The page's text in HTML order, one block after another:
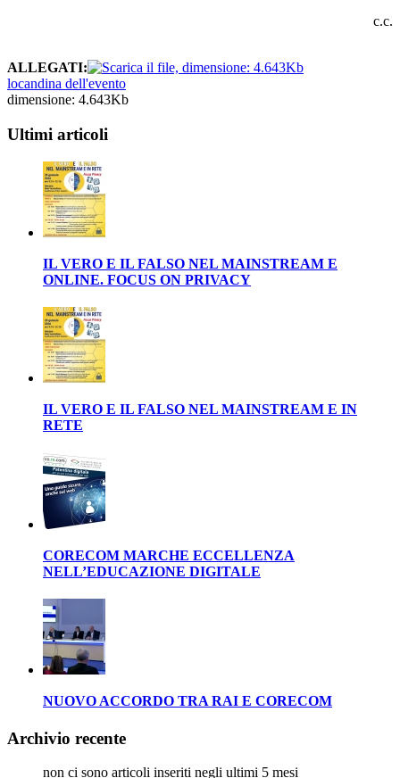
c.c.
ALLEGATI:
locandina dell'evento
dimensione: 4.643Kb
Ultimi articoli
IL VERO E IL FALSO NEL MAINSTREAM E
ONLINE. FOCUS ON PRIVACY
IL VERO E IL FALSO NEL MAINSTREAM E IN
RETE
CORECOM MARCHE ECCELLENZA
NELL’EDUCAZIONE DIGITALE
NUOVO ACCORDO TRA RAI E CORECOM
Archivio recente
non ci sono articoli inseriti negli ultimi 5 mesi